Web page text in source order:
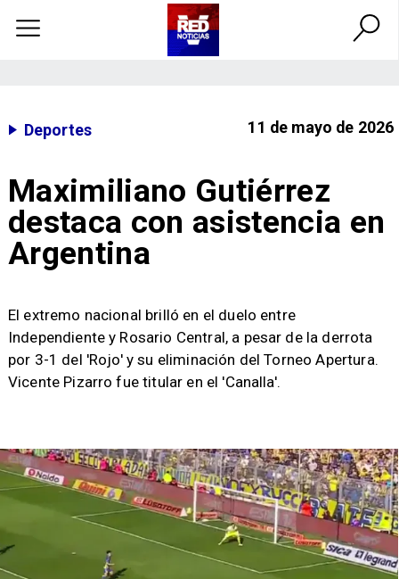
Deportes 11 de mayo de 2026
Maximiliano Gutiérrez
destaca con asistencia en
Argentina
El extremo nacional brilló en el duelo entre
Independiente y Rosario Central, a pesar de la derrota
por 3-1 del 'Rojo' y su eliminación del Torneo Apertura.
Vicente Pizarro fue titular en el 'Canalla'.